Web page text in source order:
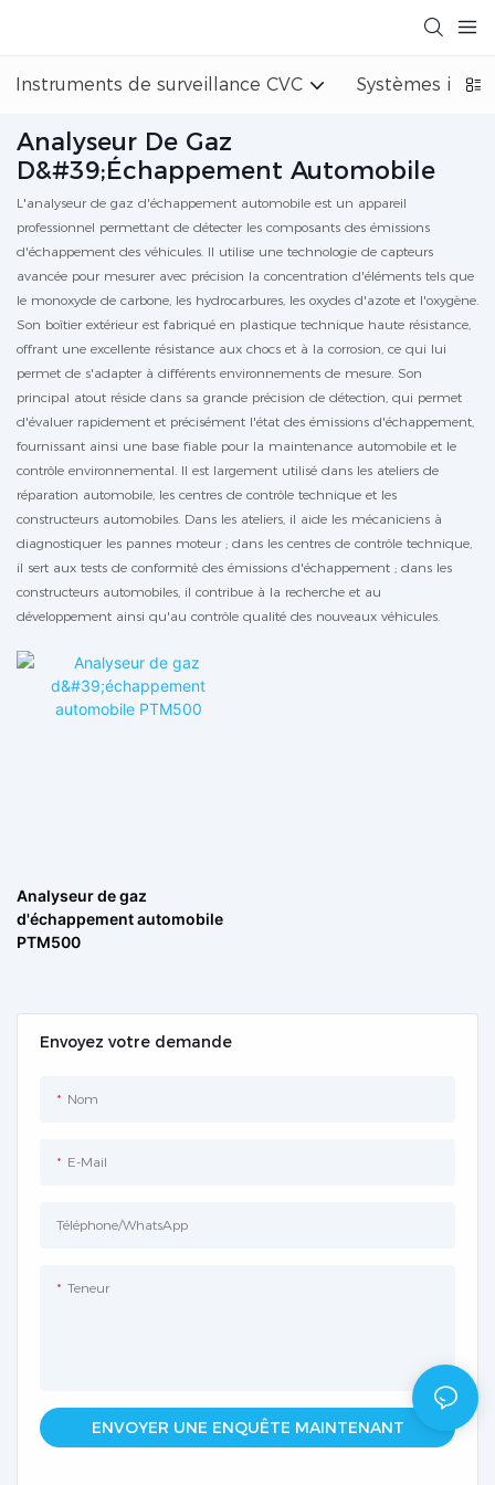
Instruments de surveillance CVC Systèmes
Analyseur De Gaz
D&#39;échappement Automobile
L'analyseur de gaz d'échappement automobile est un appareil
professionnel permettant de détecter les composants des émissions
d'échappement des véhicules. Il utilise une technologie de capteurs
avancée pour mesurer avec précision la concentration d'éléments tels que
le monoxyde de carbone, les hydrocarbures, les oxydes d'azote et l'oxygène.
Son boîtier extérieur est fabriqué en plastique technique haute résistance,
offrant une excellente résistance aux chocs et à la corrosion, ce qui lui
permet de s'adapter à différents environnements de mesure. Son
principal atout réside dans sa grande précision de détection, qui permet
d'évaluer rapidement et précisément l'état des émissions d'échappement,
fournissant ainsi une base fiable pour la maintenance automobile et le
contrôle environnemental. Il est largement utilisé dans les ateliers de
réparation automobile, les centres de contrôle technique et les
constructeurs automobiles. Dans les ateliers, il aide les mécaniciens à
diagnostiquer les pannes moteur ; dans les centres de contrôle technique,
il sert aux tests de conformité des émissions d'échappement ; dans les
constructeurs automobiles, il contribue à la recherche et au
développement ainsi qu'au contrôle qualité des nouveaux véhicules.
Envoyez votre demande
Nom
E-Mail
Téléphone/WhatsApp
Teneur
ENVOYER UNE ENQUÊTE MAINTENANT
Analyseur de gaz
d'échappement automobile
PTM500